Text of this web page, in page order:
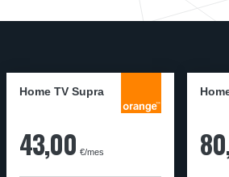
Home TV Supra
43,00 €/mes